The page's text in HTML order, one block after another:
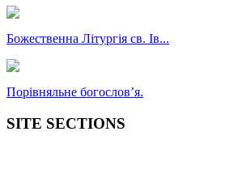
Божественна Літургія св. Ів...
Порівняльне богословʼя.
SITE SECTIONS